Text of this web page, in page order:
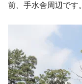
前、手水舎周辺です。